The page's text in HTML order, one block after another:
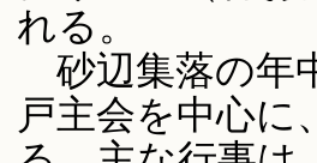
れる。
砂辺集落の年
戸主会を中心